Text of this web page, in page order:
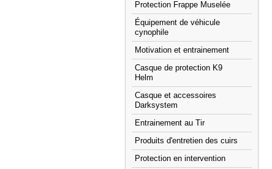
Protection Frappe Muselée
Équipement de véhicule
cynophile
Motivation et entrainement
Casque de protection K9
Helm
Casque et accessoires
Darksystem
Entrainement au Tir
Produits d'entretien des cuirs
Protection en intervention